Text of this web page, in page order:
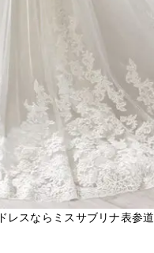
レスならミスサブリナ表参道